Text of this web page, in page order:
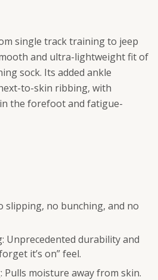
single track training to jeep
and ultra-lightweight fit of
sock. Its added ankle
to-skin ribbing, with
the forefoot and fatigue-
slipping, no bunching, and no
Unprecedented durability and
it’s on” feel.
Pulls moisture away from skin.